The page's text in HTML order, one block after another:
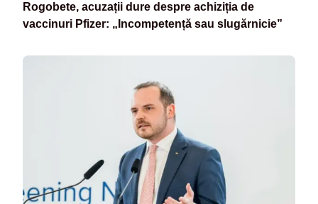
Rogobete, acuzații dure despre achiziția de
vaccinuri Pfizer: „Incompetență sau slugărnicie”